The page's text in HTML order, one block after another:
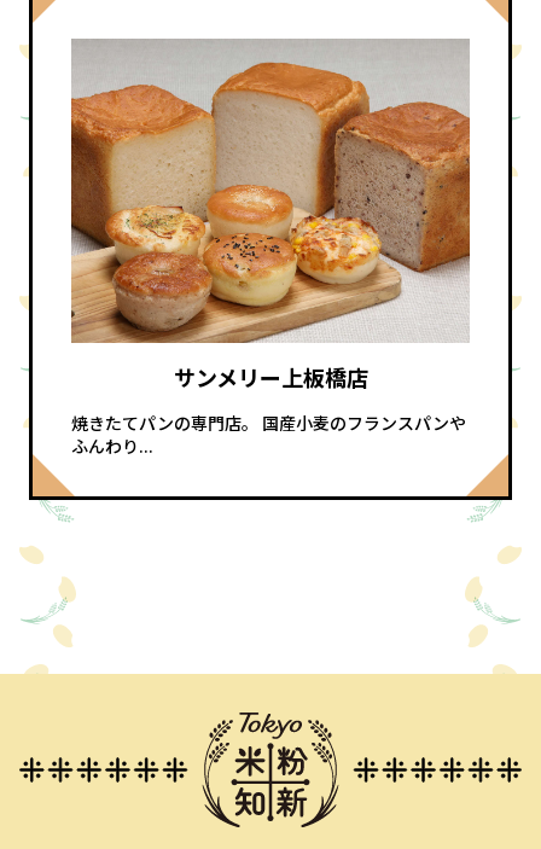
サンメリー上板橋店
焼きたてパンの専門店。 国産小麦のフランスパンや
ふんわり...